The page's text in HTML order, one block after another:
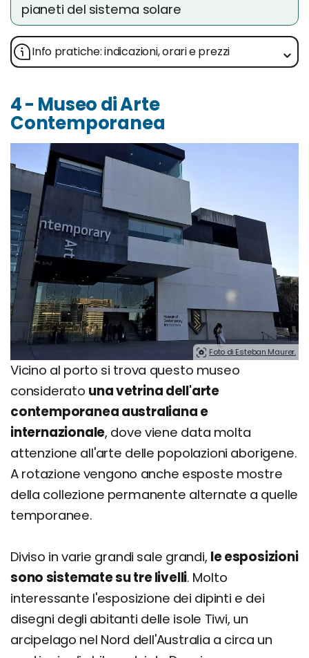
pianeti del sistema solare
Info pratiche: indicazioni, orari e prezzi
4 - Museo di Arte
Contemporanea
Foto di Esteban Maurer.
Vicino al porto si trova questo museo
considerato una vetrina dell'arte
contemporanea australiana e
internazionale, dove viene data molta
attenzione all'arte delle popolazioni aborigene.
A rotazione vengono anche esposte mostre
della collezione permanente alternate a quelle
temporanee.
Diviso in varie grandi sale grandi, le esposizioni
sono sistemate su tre livelli. Molto
interessante l'esposizione dei dipinti e dei
disegni degli abitanti delle isole Tiwi, un
arcipelago nel Nord dell'Australia a circa un